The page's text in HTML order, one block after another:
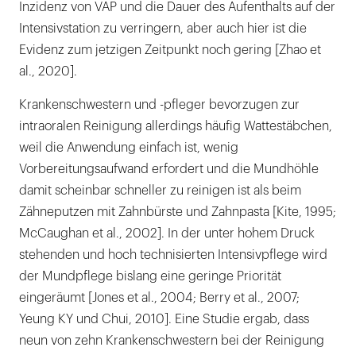
Inzidenz von VAP und die Dauer des Aufenthalts auf der
Intensivstation zu verringern, aber auch hier ist die
Evidenz zum jetzigen Zeitpunkt noch gering [Zhao et
al., 2020].
Krankenschwestern und -pfleger bevorzugen zur
intraoralen Reinigung allerdings häufig Wattestäbchen,
weil die Anwendung einfach ist, wenig
Vorbereitungsaufwand erfordert und die Mundhöhle
damit scheinbar schneller zu reinigen ist als beim
Zähneputzen mit Zahnbürste und Zahnpasta [Kite, 1995;
McCaughan et al., 2002]. In der unter hohem Druck
stehenden und hoch technisierten Intensivpflege wird
der Mundpflege bislang eine geringe Priorität
eingeräumt [Jones et al., 2004; Berry et al., 2007;
Yeung KY und Chui, 2010]. Eine Studie ergab, dass
neun von zehn Krankenschwestern bei der Reinigung